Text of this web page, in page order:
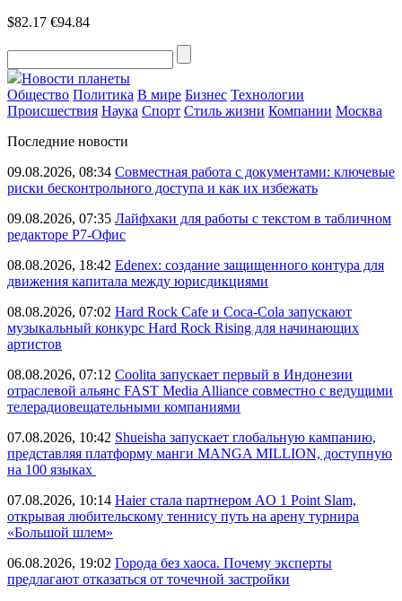
$82.17 €94.84
Новости планеты
Общество Политика В мире Бизнес Технологии
Происшествия Наука Спорт Стиль жизни Компании Москва
Последние новости
09.08.2026, 08:34 Совместная работа с документами: ключевые
риски бесконтрольного доступа и как их избежать
09.08.2026, 07:35 Лайфхаки для работы с текстом в табличном
редакторе Р7-Офис
08.08.2026, 18:42 Edenex: создание защищенного контура для
движения капитала между юрисдикциями
08.08.2026, 07:02 Hard Rock Cafe и Coca-Cola запускают
музыкальный конкурс Hard Rock Rising для начинающих
артистов
08.08.2026, 07:12 Coolita запускает первый в Индонезии
отраслевой альянс FAST Media Alliance совместно с ведущими
телерадиовещательными компаниями
07.08.2026, 10:42 Shueisha запускает глобальную кампанию,
представляя платформу манги MANGA MILLION, доступную
на 100 языках
07.08.2026, 10:14 Haier стала партнером AO 1 Point Slam,
открывая любительскому теннису путь на арену турнира
«Большой шлем»
06.08.2026, 19:02 Города без хаоса. Почему эксперты
предлагают отказаться от точечной застройки